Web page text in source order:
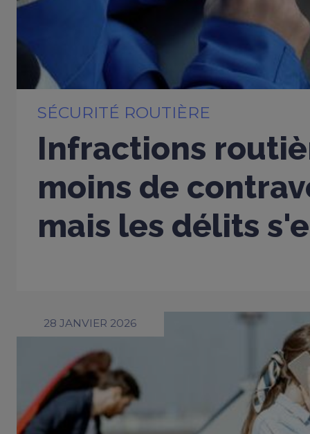
SÉCURITÉ ROUTIÈRE
Infractions
moins de
mais les délits
28 JANVIER 2026